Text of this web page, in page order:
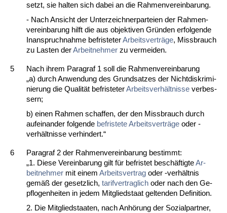
setzt, sie hal­ten sich da­bei an die Rah­men­ver­ein­ba­rung.
- Nach An­sicht der Un­ter­zeich­ner­par­tei­en der Rah­men­
ver­ein­ba­rung hilft die aus ob­jek­ti­ven Gründen er­fol­gen­de
In­an­spruch­nah­me be­fris­te­terAr­beits­verträge, Miss­brauch
zu Las­ten derAr­beit­neh­mer zu ver­mei­den.
5
Nach ih­rem Pa­ra­graf 1 soll die Rah­men­ver­ein­ba­rung
„a) durch An­wen­dung des Grund­sat­zes der Nicht­dis­kri­mi­
nie­rung die Qua­lität be­fris­te­terAr­beits­verhält­nis­se ver­bes­
sern;
b) ei­nen Rah­men schaf­fen, der den Miss­brauch durch
auf­ein­an­der fol­gen­de be­fris­te­te Ar­beits­verträge oder -
verhält­nis­se ver­hin­dert.“
6
Pa­ra­graf 2 der Rah­men­ver­ein­ba­rung be­stimmt:
„1. Die­se Ver­ein­ba­rung gilt für be­fris­tet beschäftig­teAr­
beit­neh­mer mit ei­nem Ar­beits­ver­trag oder -verhält­nis
gemäß der ge­setz­lich, ta­rif­ver­trag­lich oder nach den Ge­
pflo­gen­hei­ten in je­dem Mit­glied­staat gel­ten­den De­fi­ni­ti­on.
2. Die Mit­glied­staa­ten, nach Anhörung der So­zi­al­part­ner,